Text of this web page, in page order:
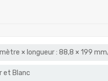
× longueur : 88,8 × 199
et Blanc